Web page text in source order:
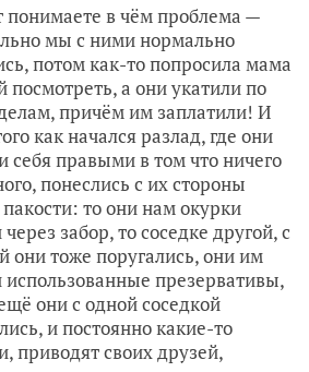
понимаете в чём проблема —
мы с ними нормально
потом как-то попросила мама
посмотреть, а они укатили по
причём им заплатили! И
как начался разлад, где они
себя правыми в том что ничего
понеслись с их стороны
то они нам окурки
забор, то соседке другой, с
они тоже поругались, они им
использованные презервативы,
они с одной соседкой
и постоянно какие-то
приводят своих друзей,